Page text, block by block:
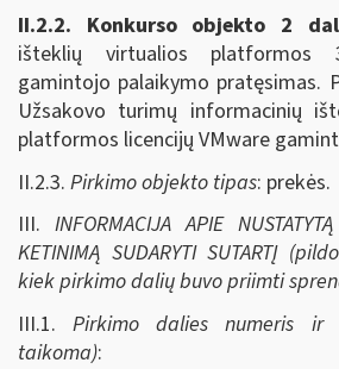
II.2.2. Konkurso objekto 2
išteklių virtualios
gamintojo palaikymo pratęsimas.
Užsakovo turimų informacinių
platformos licencijų VMware
II.2.3. Pirkimo objekto tipas: prekės.
III. INFORMACIJA APIE
KETINIMĄ SUDARYTI SUTARTĮ
kiek pirkimo dalių buvo priimti
III.1.Pirkimo dalies numeris
taikoma):